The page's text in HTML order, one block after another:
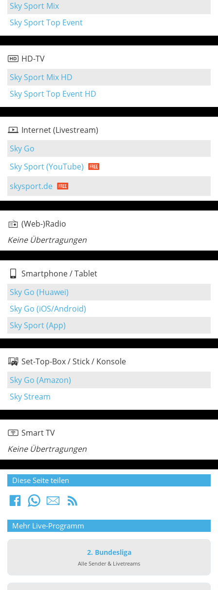
Sky Sport Mix
Sky Sport Top Event
HD-TV
Sky Sport Mix HD
Sky Sport Top Event HD
Internet (Livestream)
Sky Go
Sky Sport (YouTube)
skysport.de
(Web-)Radio
Keine Übertragungen
Smartphone / Tablet
Sky Go (Huawei)
Sky Go (iOS/Android)
Sky Sport (App)
Set-Top-Box / Stick / Konsole
Sky Go (Amazon)
Sky Stream
Smart TV
Keine Übertragungen
Diese Seite teilen
Mehr Live-Programm
2. Bundesliga
Alle Sender & Livetreams